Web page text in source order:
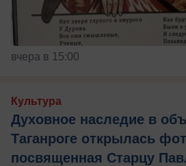
вчера в 15:00
Культура
Духовное наследие в
Таганроге открылась
посвященная Старцу